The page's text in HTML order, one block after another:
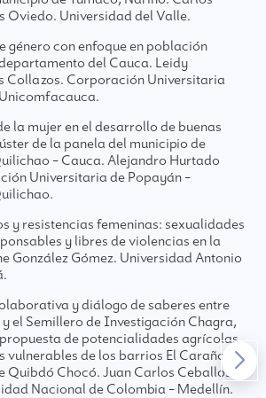
Oviedo. Universidad del Valle.
género con enfoque en población
del Cauca. Leidy
Collazos. Corporación Universitaria
la mujer en el desarrollo de buenas
de la panela del municipio de
– Cauca. Alejandro Hurtado
Universitaria de Popayán –
y resistencias femeninas: sexualidades
y libres de violencias en la
González Gómez. Universidad Antonio
y diálogo de saberes entre
el Semillero de Investigación Chagra,
de potencialidades agrícolas
vulnerables de los barrios El Caraño -
Quibdó Chocó. Juan Carlos Ceballos
Nacional de Colombia – Medellín.